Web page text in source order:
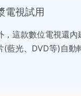
電視試用
，這款數位電視還
藍光、DVD等)自動